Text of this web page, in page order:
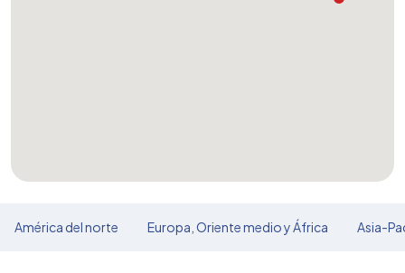
América del norte Europa, Oriente medio y África Asia-